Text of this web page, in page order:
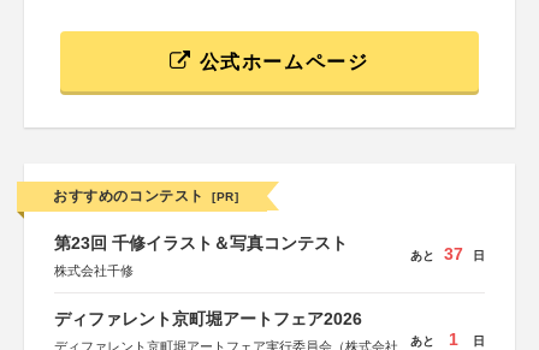
公式ホームページ
おすすめのコンテスト [PR]
第23回 千修イラスト＆写真コンテスト
株式会社千修
あと 37 日
ディファレント京町堀アートフェア2026
ディファレント京町堀アートフェア実行委員会（株式会社 あと 1 日